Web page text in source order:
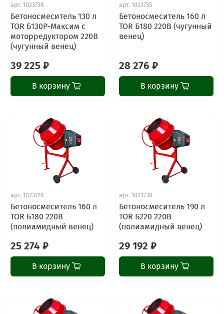
арт. 1023738
Бетоносмеситель 130 л
TOR Б130Р-Максим с
моторредуктором 220В
(чугунный венец)
39 225 ₽
В корзину
арт. 1023735
Бетоносмеситель 160 л
TOR Б180 220В (чугунный
венец)
28 276 ₽
В корзину
арт. 1023728
Бетоносмеситель 160 л
TOR Б180 220В
(полиамидный венец)
25 274 ₽
В корзину
арт. 1023730
Бетоносмеситель 190 л
TOR Б220 220В
(полиамидный венец)
29 192 ₽
В корзину